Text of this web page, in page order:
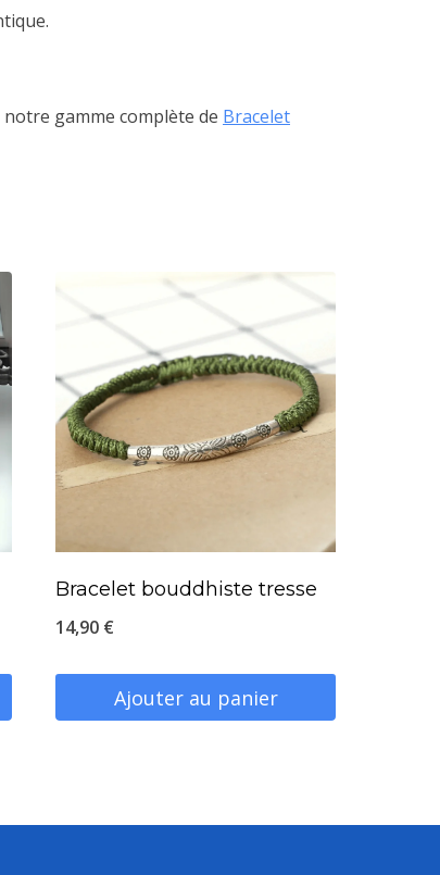
gamme complète de Bracelet
Bracelet bouddhiste tresse
14,90 €
Ajouter au panier